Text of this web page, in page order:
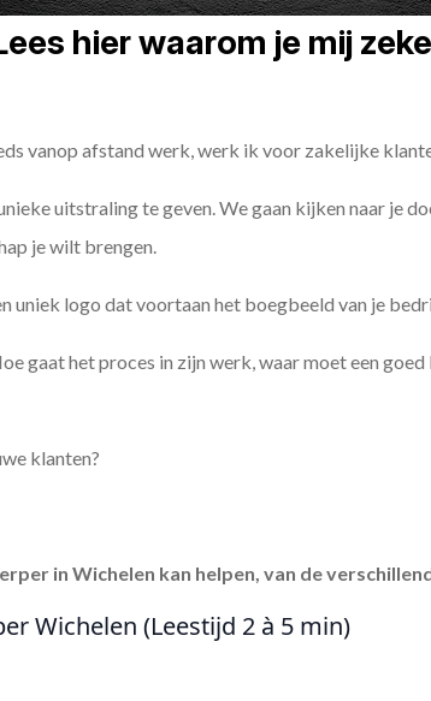
hier waarom je mij
vanop afstand werk, werk ik voor zakelijke
uitstraling te geven. We gaan kijken naar je
je wilt brengen.
uniek logo dat voortaan het boegbeeld van je
gaat het proces in zijn werk, waar moet een
klanten?
in Wichelen kan helpen, van de
Wichelen (Leestijd 2 à 5 min)